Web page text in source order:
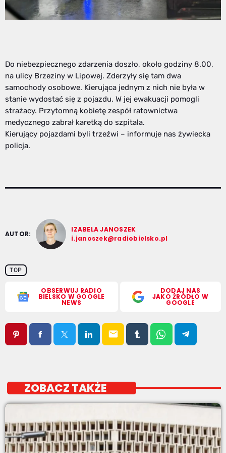
Do niebezpiecznego zdarzenia doszło, około godziny 8.00,
na ulicy Brzeziny w Lipowej. Zderzyły się tam dwa
samochody osobowe. Kierująca jednym z nich nie była w
stanie wydostać się z pojazdu. W jej ewakuacji pomogli
strażacy. Przytomną kobietę zespół ratownictwa
medycznego zabrał karetką do szpitala.
Kierujący pojazdami byli trzeźwi – informuje nas żywiecka
policja.
AUTOR:
IZABELA JANOSZEK
i.janoszek@radiobielsko.pl
TOP
OBSERWUJ RADIO
BIELSKO W GOOGLE
NEWS
DODAJ NAS
JAKO ŹRÓDŁO W
GOOGLE
email
ZOBACZ TAKŻE